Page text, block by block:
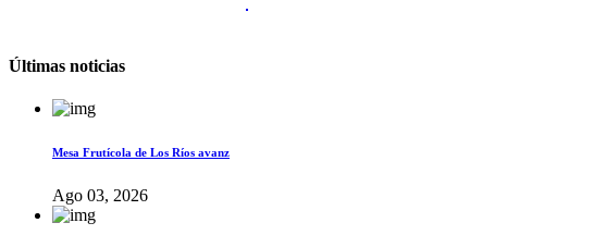
Últimas noticias
Mesa Frutícola de Los Ríos avanz
Ago 03, 2026